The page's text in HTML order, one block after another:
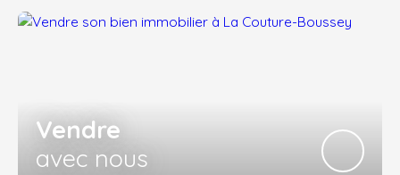
Vendre
avec nous